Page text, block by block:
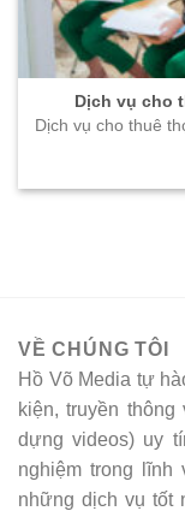
Dịch vụ cho
Dịch vụ cho thuê
VỀ CHÚNG TÔI
Hồ Võ Media tự
kiện, truyền
dựng videos) uy
nghiệm trong lĩnh
những dịch vụ tốt